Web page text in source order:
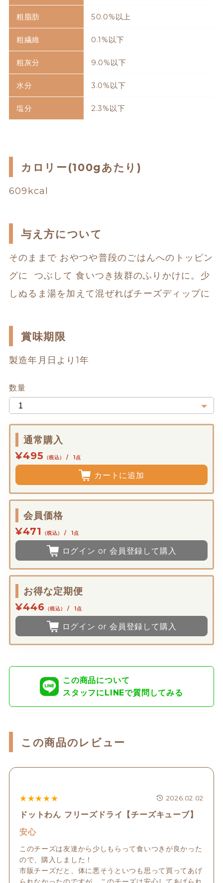
粗脂肪 50.0%以上
粗繊維 0.1%以下
粗灰分 9.0%以下
水分 3.0%以下
塩分 2.3%以下
カロリー(100gあたり)
609kcal
与え方について
そのままで おやつや普段のごはんへのトッピン
グに  つぶして 食いつき抜群のふりかけに。少
しぬるま湯を加えて混ぜればチーズディップに
賞味期限
製造年月日より1年
数量
通常購入
¥495 （税込） / 1点
カートに追加
会員価格
¥471 （税込） / 1点
ログイン or 会員登録して購入
お得な定期便
¥446 （税込） / 1点
ログイン or 会員登録して購入
この商品について
スタッフにLINEで質問してみる
この商品のレビュー
2026.02.02
ドットわん フリーズドライ【チーズキューブ】
★★★★★
安心
このチーズは友達から少しもらって食いつきが良かった
ので、購入しました！
市販チーズだと、体に悪そうといつも思って買ってあげ